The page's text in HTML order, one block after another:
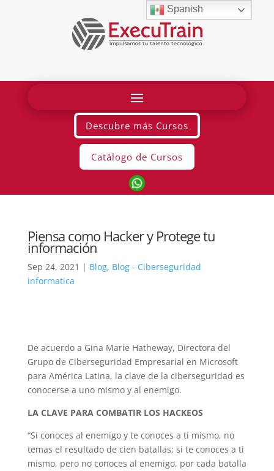
Descubre más Cursos
Catálogo de Cursos
Piensa como Hacker y Protege tu
información
Sep 24, 2021 | Blog, Blog - Ciberseguridad
informatica
De acuerdo a Gina Marie Hatheway, Directora del
Grupo de Ciberseguridad Empresarial en Microsoft
para América Latina, la clave de la ciberseguridad es
conocerse a uno mismo y al enemigo.
LA CLAVE PARA COMBATIR LOS HACKEOS
“Si conoces al enemigo y te conoces a ti mismo, no
temas el resultado de cien batallas; si te conoces a ti
mismo, pero no conoces al enemigo, por cada batalla
Spanish